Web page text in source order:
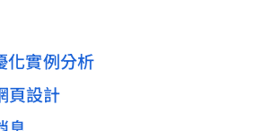
化實例分析
頁設計